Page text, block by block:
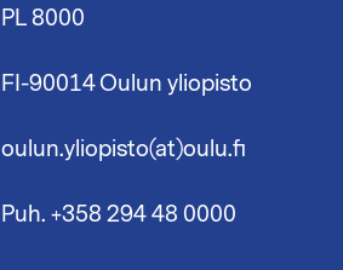
PL 8000
FI-90014 Oulun yliopisto
oulun.yliopisto(at)oulu.fi
Puh. +358 294 48 0000